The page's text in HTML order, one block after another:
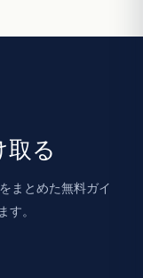
取る
まとめた無料ガイ
す。